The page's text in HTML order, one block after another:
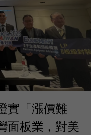
實「漲價難
面板業，對美